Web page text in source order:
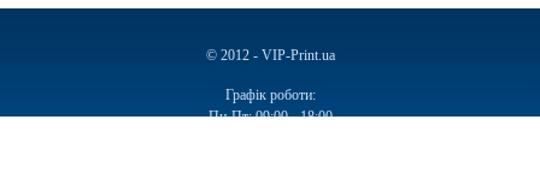
© 2012 - VIP-Print.ua
Графік роботи:
Пн-Пт: 09:00 - 18:00